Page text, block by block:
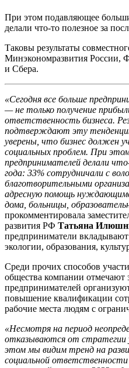
При этом подавляющее
делали что-то полезное за
Таковы результаты
Минэкономразвития России,
и Сбера.
«Сегодня все больше
— не только получение
ответственность бизнеса.
подтверждают эту
уверены, что бизнес должен
социальных проблем. При
предпринимателей делали
года: 33% сотрудничали с
благотворительными
адресную помощь
дома, больницы,
прокомментировала
развития РФ Татьяна
предприниматели
экологии, образования,
Среди прочих способов
общества компании отмечают
предпринимателей
повышение квалификации
рабочие места людям с
«Несмотря на период
отказываются от стратегии
этом мы видим тренд на
социальной